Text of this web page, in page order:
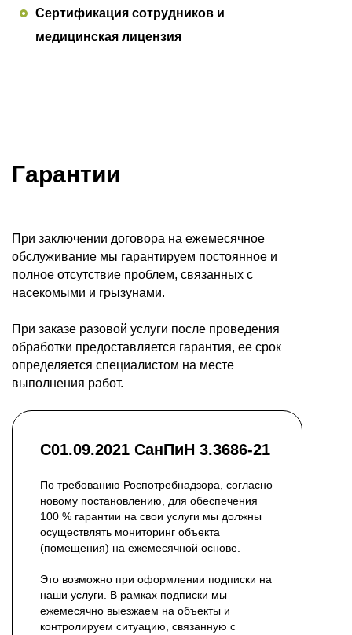
Сертификация сотрудников и
медицинская лицензия
Гарантии
При заключении договора на ежемесячное
обслуживание мы гарантируем постоянное и
полное отсутствие проблем, связанных с
насекомыми и грызунами.
При заказе разовой услуги после проведения
обработки предоставляется гарантия, ее срок
определяется специалистом на месте
выполнения работ.
С01.09.2021 СанПиН 3.3686-21
По требованию Роспотребнадзора, согласно
новому постановлению, для обеспечения
100 % гарантии на свои услуги мы должны
осуществлять мониторинг объекта
(помещения) на ежемесячной основе.
Это возможно при оформлении подписки на
наши услуги. В рамках подписки мы
ежемесячно выезжаем на объекты и
контролируем ситуацию, связанную с